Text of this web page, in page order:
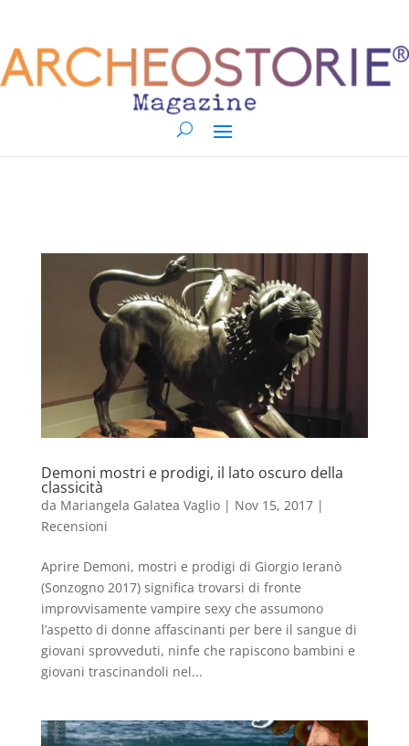
Demoni mostri e prodigi, il lato oscuro della
classicità
da Mariangela Galatea Vaglio| Nov 15, 2017|
Recensioni
Aprire Demoni, mostri e prodigi di Giorgio Ieranò
(Sonzogno 2017) significa trovarsi di fronte
improvvisamente vampire sexy che assumono
l’aspetto di donne affascinanti per bere il sangue di
giovani sprovveduti, ninfe che rapiscono bambini e
giovani trascinandoli nel...